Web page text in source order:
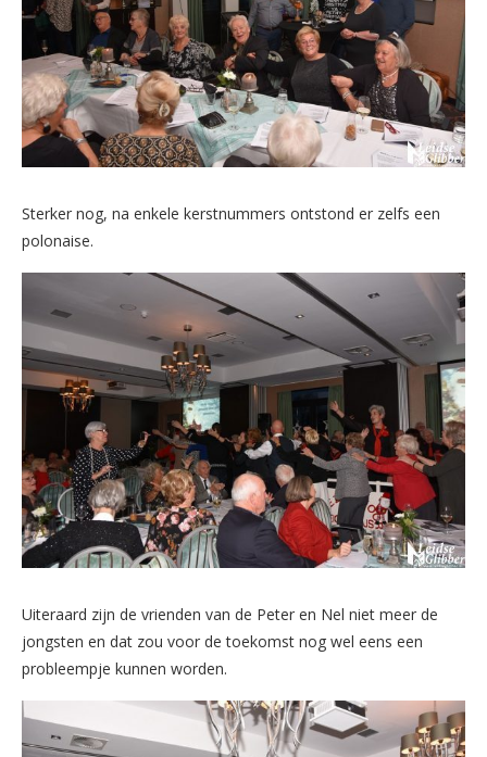
Sterker nog, na enkele kerstnummers ontstond er zelfs een
polonaise.
Uiteraard zijn de vrienden van de Peter en Nel niet meer de
jongsten en dat zou voor de toekomst nog wel eens een
probleempje kunnen worden.